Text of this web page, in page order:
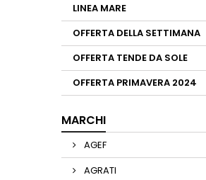
LINEA MARE
OFFERTA DELLA SETTIMANA
OFFERTA TENDE DA SOLE
OFFERTA PRIMAVERA 2024
MARCHI
AGEF
AGRATI